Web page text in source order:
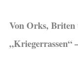
Von Orks,
„Kriegerrassen“